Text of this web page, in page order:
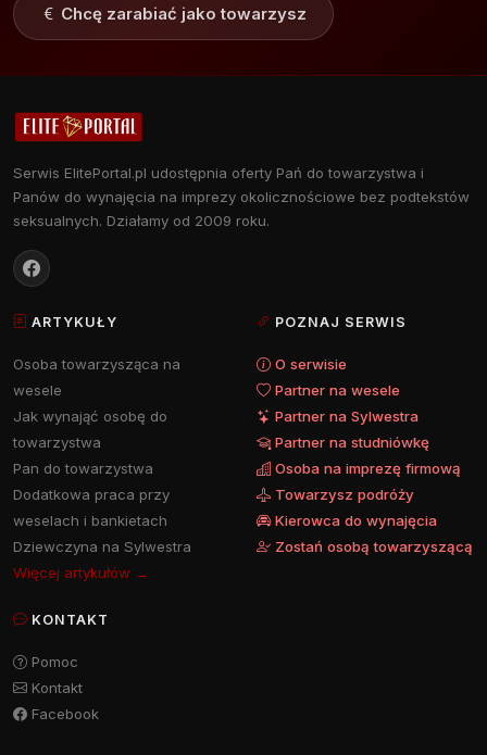
Chcę zarabiać jako towarzysz
Serwis ElitePortal.pl udostępnia oferty Pań do towarzystwa i
Panów do wynajęcia na imprezy okolicznościowe bez podtekstów
seksualnych. Działamy od 2009 roku.
ARTYKUŁY
Osoba towarzysząca na
wesele
Jak wynająć osobę do
towarzystwa
Pan do towarzystwa
Dodatkowa praca przy
weselach i bankietach
Dziewczyna na Sylwestra
Więcej artykułów →
POZNAJ SERWIS
O serwisie
Partner na wesele
Partner na Sylwestra
Partner na studniówkę
Osoba na imprezę firmową
Towarzysz podróży
Kierowca do wynajęcia
Zostań osobą towarzyszącą
KONTAKT
Pomoc
Kontakt
Facebook